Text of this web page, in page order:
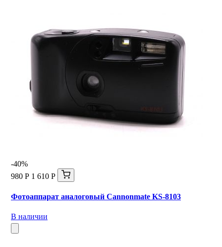
-40%
980 Р 1 610 Р
Фотоаппарат аналоговый Cannonmate KS-8103
В наличии